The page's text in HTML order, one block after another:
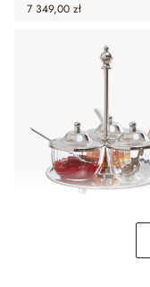
7 349,00 zł